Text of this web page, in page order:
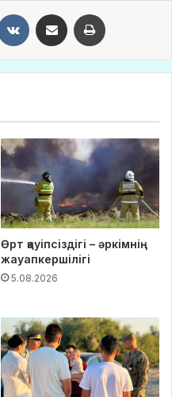
Өрт қауіпсіздігі – әркімнің
жауапкершілігі
5.08.2026